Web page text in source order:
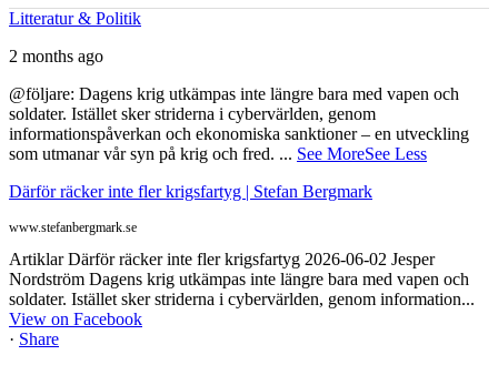
Litteratur & Politik
2 months ago
@följare: Dagens krig utkämpas inte längre bara med vapen och
soldater. Istället sker striderna i cybervärlden, genom
informationspåverkan och ekonomiska sanktioner – en utveckling
som utmanar vår syn på krig och fred. ... See MoreSee Less
Därför räcker inte fler krigsfartyg | Stefan Bergmark
www.stefanbergmark.se
Artiklar Därför räcker inte fler krigsfartyg 2026-06-02 Jesper
Nordström Dagens krig utkämpas inte längre bara med vapen och
soldater. Istället sker striderna i cybervärlden, genom information...
View on Facebook
· Share